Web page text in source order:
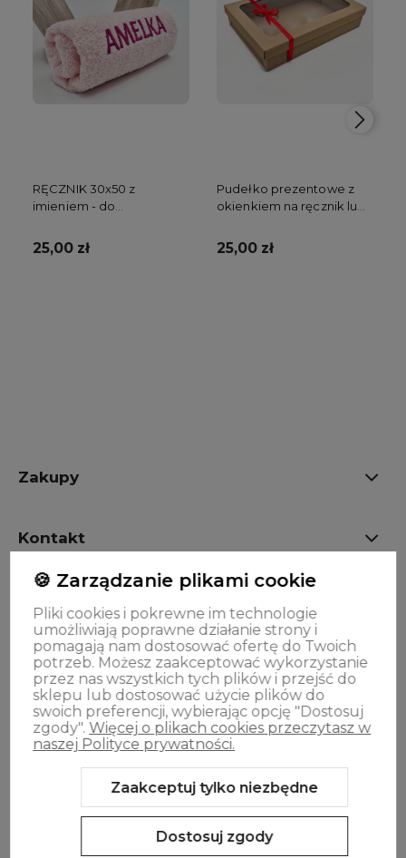
RĘCZNIK 30x50 z
imieniem - do
25,00 zł
Pudełko prezentowe z
okienkiem na ręcznik lub
25,00 zł
Zakupy
Kontakt
Oferta
Sklep internetowy Shoper.pl Szablon Shoper Modern 3.0™
🍪 Zarządzanie plikami cookie
Pliki cookies i pokrewne im technologie
umożliwiają poprawne działanie strony i
pomagają nam dostosować ofertę do Twoich
potrzeb. Możesz zaakceptować wykorzystanie
przez nas wszystkich tych plików i przejść do
sklepu lub dostosować użycie plików do
swoich preferencji, wybierając opcję "Dostosuj
zgody". Więcej o plikach cookies przeczytasz w
naszej Polityce prywatności.
Zaakceptuj tylko niezbędne
Dostosuj zgody